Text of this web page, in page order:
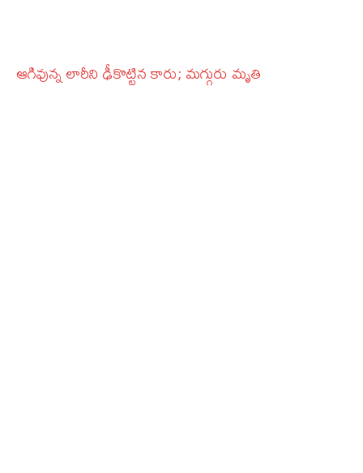
ఆగివున్న లారీని ఢీకొట్టిన కారు; మగ్గురు మృతి